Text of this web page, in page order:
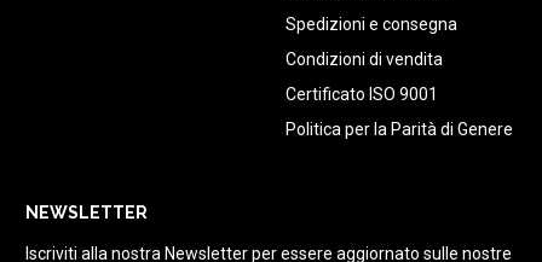
Spedizioni e consegna
Condizioni di vendita
Certificato ISO 9001
Politica per la Parità di Genere
NEWSLETTER
Iscriviti alla nostra Newsletter per essere aggiornato sulle nostre